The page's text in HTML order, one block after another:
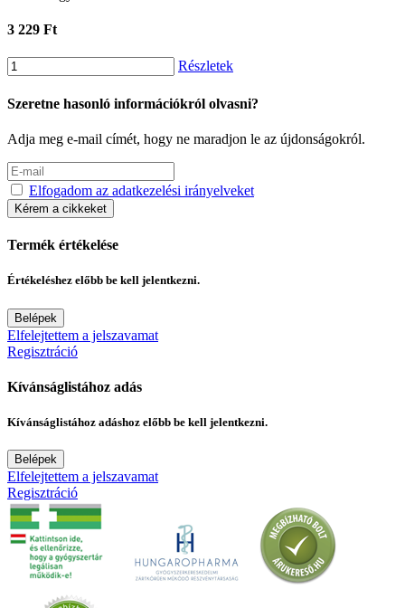
3 229 Ft
Részletek
Szeretne hasonló információkról olvasni?
Adja meg e-mail címét, hogy ne maradjon le az újdonságokról.
Elfogadom az adatkezelési irányelveket
Kérem a cikkeket
Termék értékelése
Értékeléshez előbb be kell jelentkezni.
Belépek
Elfelejtettem a jelszavamat
Regisztráció
Kívánságlistához adás
Kívánságlistához adáshoz előbb be kell jelentkezni.
Belépek
Elfelejtettem a jelszavamat
Regisztráció